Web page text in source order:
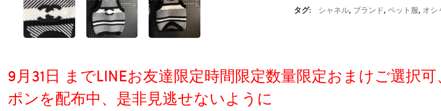
タグ: シャネル, ブランド, ペット服, オシ
9月31日 までLINEお友達限定時間限定数量限定おまけご選択
ポンを配布中、是非見逃せないように